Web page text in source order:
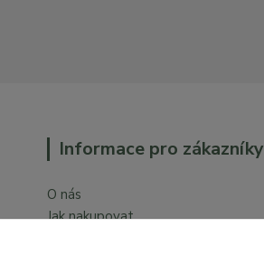
Informace pro zákazníky
O nás
Jak nakupovat